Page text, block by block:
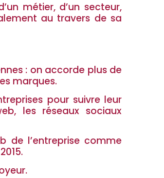
métier, d’un secteur,
au travers de sa
: on accorde plus de
marques.
pour suivre leur
les réseaux sociaux
de l’entreprise comme